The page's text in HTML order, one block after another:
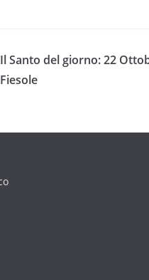
Il Santo del giorno: 22
Fiesole